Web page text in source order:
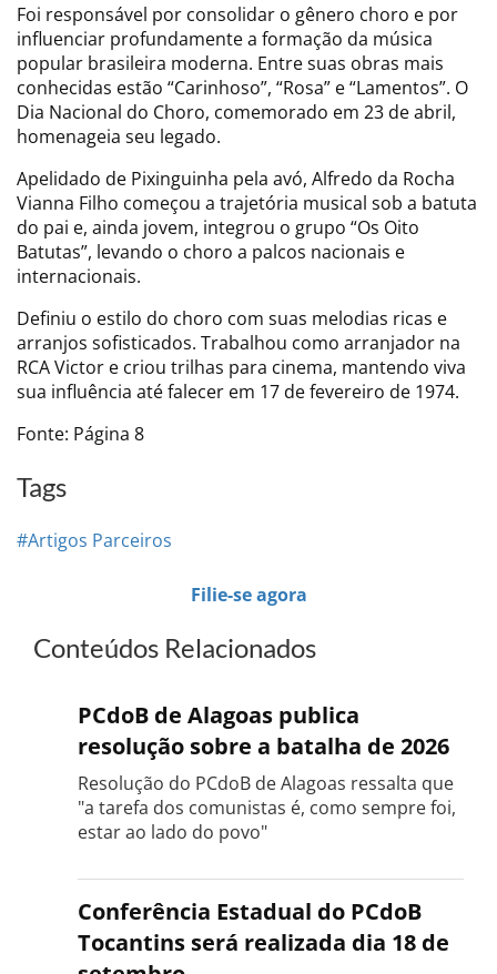
Foi responsável por consolidar o gênero choro e por
influenciar profundamente a formação da música
popular brasileira moderna. Entre suas obras mais
conhecidas estão “Carinhoso”, “Rosa” e “Lamentos”. O
Dia Nacional do Choro, comemorado em 23 de abril,
homenageia seu legado.
Apelidado de Pixinguinha pela avó, Alfredo da Rocha
Vianna Filho começou a trajetória musical sob a batuta
do pai e, ainda jovem, integrou o grupo “Os Oito
Batutas”, levando o choro a palcos nacionais e
internacionais.
Definiu o estilo do choro com suas melodias ricas e
arranjos sofisticados. Trabalhou como arranjador na
RCA Victor e criou trilhas para cinema, mantendo viva
sua influência até falecer em 17 de fevereiro de 1974.
Fonte: Página 8
Tags
#Artigos Parceiros
Filie-se agora
Conteúdos Relacionados
PCdoB de Alagoas publica
resolução sobre a batalha de 2026
Resolução do PCdoB de Alagoas ressalta que
"a tarefa dos comunistas é, como sempre foi,
estar ao lado do povo"
Conferência Estadual do PCdoB
Tocantins será realizada dia 18 de